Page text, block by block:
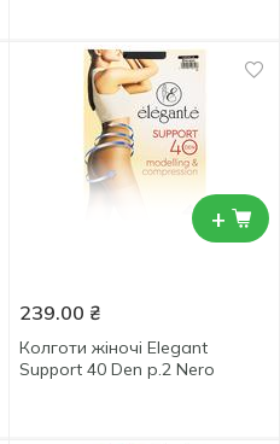
+
239.00 ₴
Колготи жіночі Elegant
Support 40 Den р.2 Nero